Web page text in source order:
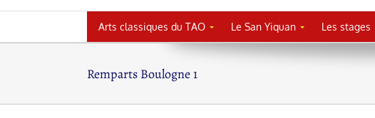
Arts classiques du TAO Le San Yiquan Les stages
Remparts Boulogne 1